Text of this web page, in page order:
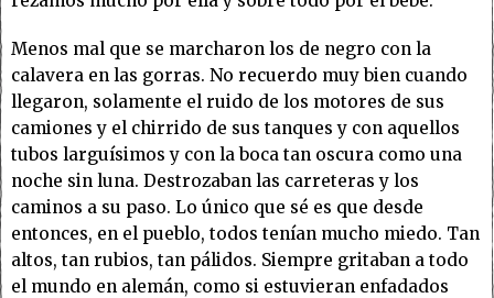
Menos mal que se marcharon los de negro con la
calavera en las gorras. No recuerdo muy bien cuando
llegaron, solamente el ruido de los motores de sus
camiones y el chirrido de sus tanques y con aquellos
tubos larguísimos y con la boca tan oscura como una
noche sin luna. Destrozaban las carreteras y los
caminos a su paso. Lo único que sé es que desde
entonces, en el pueblo, todos tenían mucho miedo. Tan
altos, tan rubios, tan pálidos. Siempre gritaban a todo
el mundo en alemán, como si estuvieran enfadados